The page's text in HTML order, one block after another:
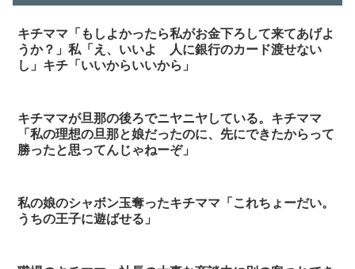
キチママ「もしよかったら私がお金下ろして来てあげよ
うか？」私「え、いいよ 人に銀行のカード渡せない
し」キチ「いいからいいから」
キチママが旦那の後ろでニヤニヤしている。キチママ
「私の理想の旦那と娘だったのに、先にできたからって
勝ったと思ってんじゃねーぞ」
私の娘のシャボン玉奪ったキチママ「これちょーだい。
うちの王子に遊ばせる」